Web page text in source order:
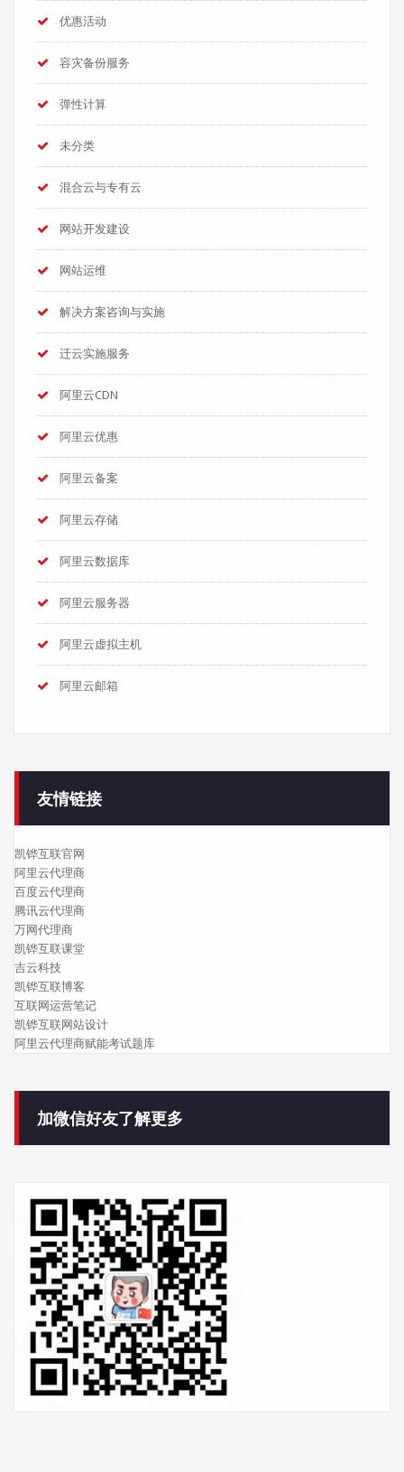
优惠活动
容灾备份服务
弹性计算
未分类
混合云与专有云
网站开发建设
网站运维
解决方案咨询与实施
迁云实施服务
阿里云CDN
阿里云优惠
阿里云备案
阿里云存储
阿里云数据库
阿里云服务器
阿里云虚拟主机
阿里云邮箱
友情链接
凯铧互联官网
阿里云代理商
百度云代理商
腾讯云代理商
万网代理商
凯铧互联课堂
吉云科技
凯铧互联博客
互联网运营笔记
凯铧互联网站设计
阿里云代理商赋能考试题库
加微信好友了解更多